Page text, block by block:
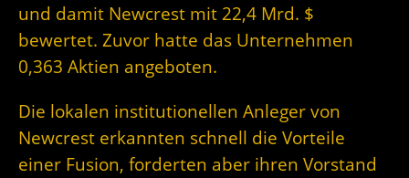
und damit Newcrest mit 22,4 Mrd. $
bewertet. Zuvor hatte das Unternehmen
0,363 Aktien angeboten.
Die lokalen institutionellen Anleger von
Newcrest erkannten schnell die Vorteile
einer Fusion, forderten aber ihren Vorstand